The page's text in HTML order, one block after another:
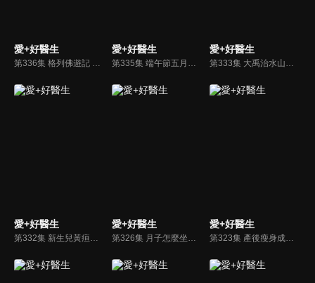
愛+好醫生
第336集 格列佛遊記 喬納森斯威夫特
愛+好醫生
第335集 端午節五月初五
愛+好醫生
第333集 大禹治水山海經海內經
愛+好醫生 愛+好醫生 愛+好醫生
第323集 產後瘦身成功祕訣